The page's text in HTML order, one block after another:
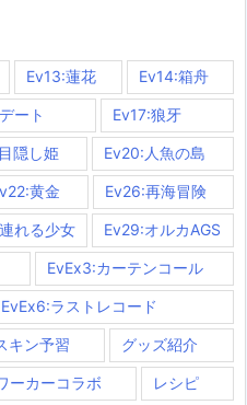
Ev13:蓮花 Ev14:箱舟
ート Ev17:狼牙
隠し姫 Ev20:人魚の島
黄金 Ev26:再海冒険
れる少女 Ev29:オルカAGS
EvEx3:カーテンコール
EvEx6:ラストレコード
キン予習 グッズ紹介
ーカーコラボ レシピ